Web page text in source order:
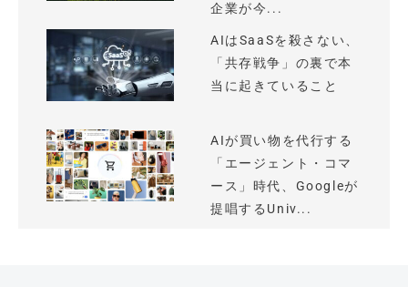
企業が今...
AIはSaaSを殺さない、
「共存戦争」の裏で本
当に起きていること
AIが買い物を代行する
「エージェント・コマ
ース」時代、Googleが
提唱するUniv...